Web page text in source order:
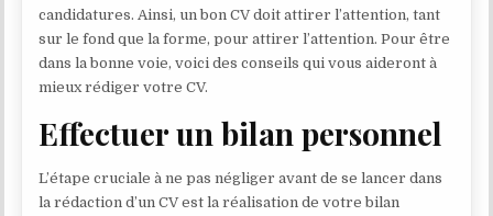
candidatures. Ainsi, un bon CV doit attirer l’attention, tant
sur le fond que la forme, pour attirer l’attention. Pour être
dans la bonne voie, voici des conseils qui vous aideront à
mieux rédiger votre CV.
Effectuer un bilan personnel
L’étape cruciale à ne pas négliger avant de se lancer dans
la rédaction d’un CV est la réalisation de votre bilan